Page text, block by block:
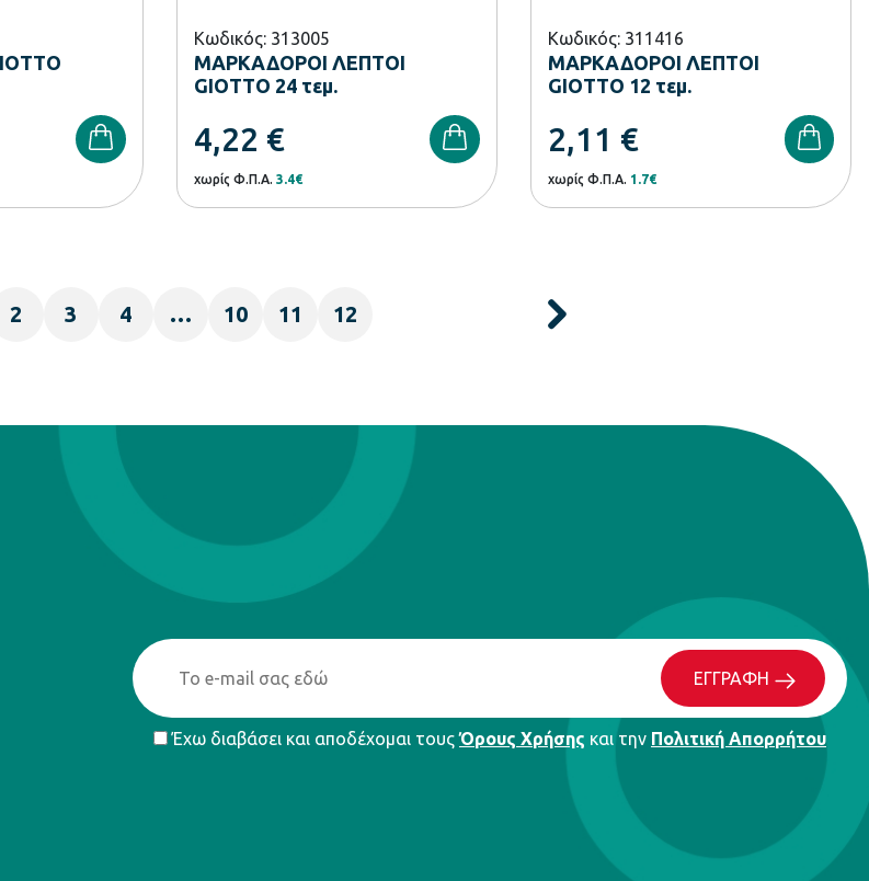
Κωδικός: 313005
ΜΑΡΚΑΔΟΡΟΙ ΛΕΠΤΟΙ
GIOTTO 24 τεμ.
4,22 €
χωρίς Φ.Π.Α. 3.4€
Κωδικός: 311416
ΜΑΡΚΑΔΟΡΟΙ ΛΕΠΤΟΙ
GIOTTO 12 τεμ.
2,11 €
χωρίς Φ.Π.Α. 1.7€
2 3 4 … 10 11 12
ΕΓΓΡΑΦΗ
Έχω διαβάσει και αποδέχομαι τουςΌρους Χρήσης και την Πολιτική Απορρήτου